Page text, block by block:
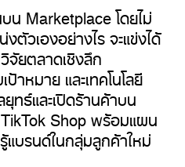
น Marketplace โดยไม่
ตัวเองอย่างไร จะแข่งได้
จัยตลาดเชิงลึก
าหมาย และเทคโนโลยี
ธ์และเปิดร้านค้าบน
Shop พร้อมแผน
บรนด์ในกลุ่มลูกค้าใหม่